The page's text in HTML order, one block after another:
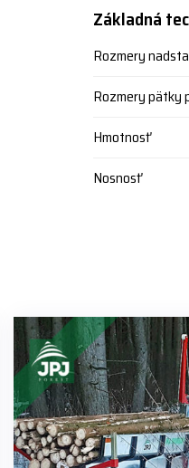
Základná
Rozmery
Rozmery pätky
Hmotnosť
Nosnosť